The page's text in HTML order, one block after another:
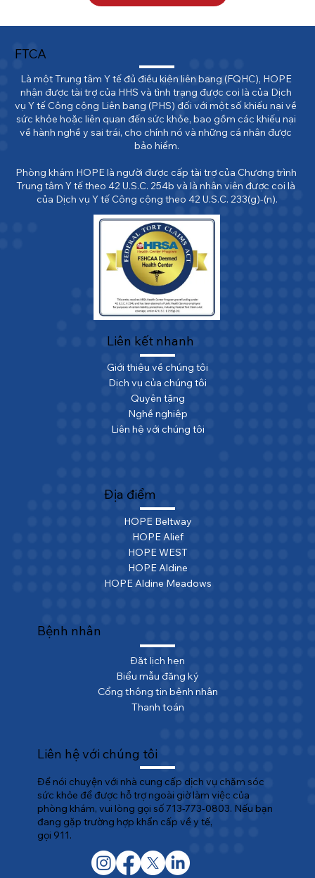
Liên kết nhanh
Giới thiệu về chúng tôi
Dịch vụ của chúng tôi
Quyên tặng
Nghề nghiệp
Liên hệ với chúng tôi
Địa điểm
HOPE Beltway
HOPE Alief
HOPE WEST
HOPE Aldine
HOPE Aldine Meadows
Bệnh nhân
Đặt lịch hẹn
Biểu mẫu đăng ký
Cổng thông tin bệnh nhân
Thanh toán
Liên hệ với chúng tôi
Để nói chuyện với nhà cung cấp dịch vụ chăm sóc
sức khỏe để được hỗ trợ ngoài giờ làm việc của
phòng khám, vui lòng gọi số 713-773-0803. Nếu bạn
đang gặp trường hợp khẩn cấp về y tế,
gọi 911.
FTCA
Là một Trung tâm Y tế đủ điều kiện liên bang (FQHC), HOPE
nhận được tài trợ của HHS và tình trạng được coi là của Dịch
vụ Y tế Công cộng Liên bang (PHS) đối với một số khiếu nại về
sức khỏe hoặc liên quan đến sức khỏe, bao gồm các khiếu nại
về hành nghề y sai trái, cho chính nó và những cá nhân được
bảo hiểm.
Phòng khám HOPE là người được cấp tài trợ của Chương trình
Trung tâm Y tế theo 42 U.S.C. 254b và là nhân viên được coi là
của Dịch vụ Y tế Công cộng theo 42 U.S.C. 233(g)-(n).